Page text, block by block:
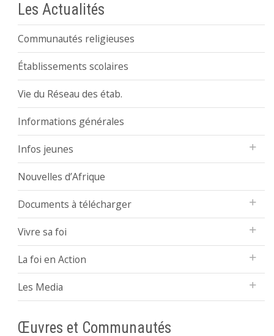
Les Actualités
Communautés religieuses
Établissements scolaires
Vie du Réseau des étab.
Informations générales
Infos jeunes
Nouvelles d’Afrique
Documents à télécharger
Vivre sa foi
La foi en Action
Les Media
Œuvres et Communautés